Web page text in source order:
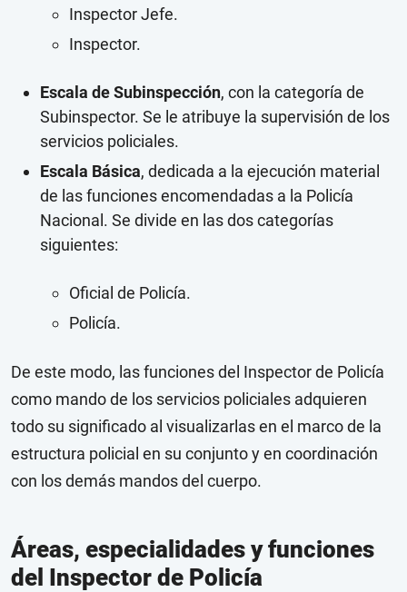
Inspector Jefe.
Inspector.
Escala de Subinspección, con la categoría de
Subinspector. Se le atribuye la supervisión de los
servicios policiales.
Escala Básica, dedicada a la ejecución material
de las funciones encomendadas a la Policía
Nacional. Se divide en las dos categorías
siguientes:
Oficial de Policía.
Policía.
De este modo, las funciones del Inspector de Policía
como mando de los servicios policiales adquieren
todo su significado al visualizarlas en el marco de la
estructura policial en su conjunto y en coordinación
con los demás mandos del cuerpo.
Áreas, especialidades y funciones
del Inspector de Policía